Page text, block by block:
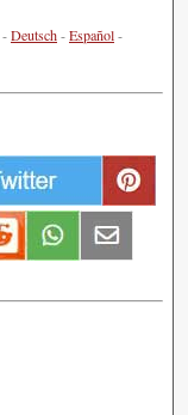
-Deutsch-Español-